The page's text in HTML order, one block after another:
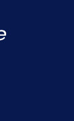
Facebook
page illiwap